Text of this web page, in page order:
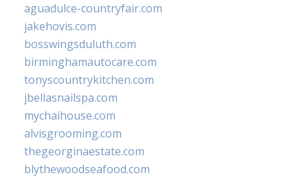
aguadulce-countryfair.com
jakehovis.com
bosswingsduluth.com
birminghamautocare.com
tonyscountrykitchen.com
jbellasnailspa.com
mychaihouse.com
alvisgrooming.com
thegeorginaestate.com
blythewoodseafood.com